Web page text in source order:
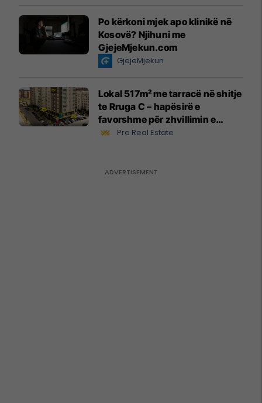
Po kërkoni mjek apo klinikë në
Kosovë? Njihuni me
GjejeMjekun.com
GjejeMjekun
Lokal 517m² me tarracë në shitje
te Rruga C – hapësirë e
favorshme për zhvillimin e
biznesit #15796
Pro Real Estate